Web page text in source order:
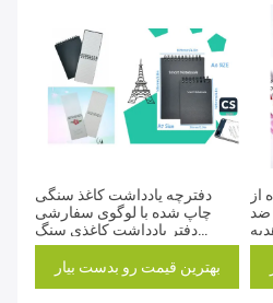
دفترچه یادداشت کاغذ سنگی
چاپ شده با لوگوی سفارشی
دفتر یادداشت کاغذی سنگ
زیست تخریب پذیر
بهترین قیمت رو بدست بیار
ضد